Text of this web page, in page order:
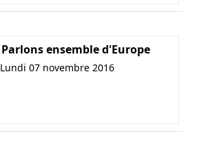
Parlons ensemble d'Europe
Lundi 07 novembre 2016